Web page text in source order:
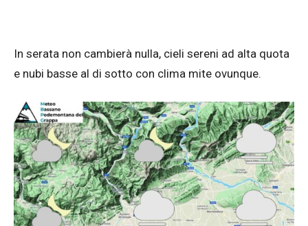
In serata non cambierà nulla, cieli sereni ad alta quota
e nubi basse al di sotto con clima mite ovunque.